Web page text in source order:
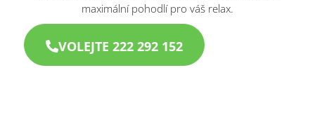
maximální pohodlí pro váš relax.
VOLEJTE 222 292 152